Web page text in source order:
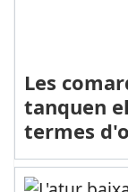
Les
tanquen
termes